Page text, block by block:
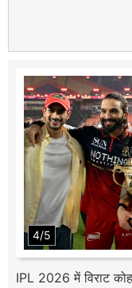
4/5
IPL 2026 में विराट